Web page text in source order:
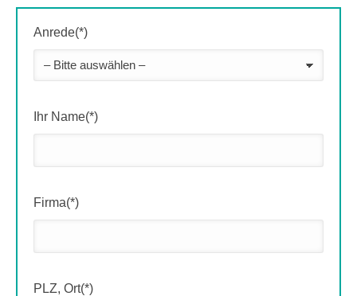
Anrede(*)
Ihr Name(*)
Firma(*)
PLZ, Ort(*)